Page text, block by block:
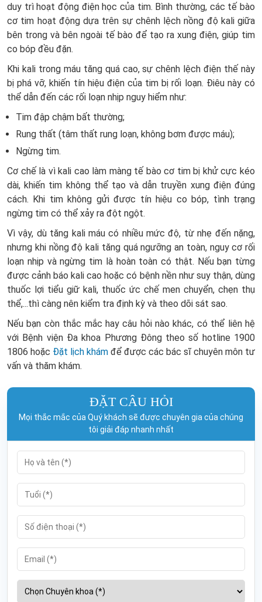
duy trì hoạt động điện học của tim. Bình thường, các tế bào
cơ tim hoạt động dựa trên sự chênh lệch nồng độ kali giữa
bên trong và bên ngoài tế bào để tạo ra xung điện, giúp tim
co bóp đều đặn.
Khi kali trong máu tăng quá cao, sự chênh lệch điện thế này
bị phá vỡ, khiến tín hiệu điện của tim bị rối loạn. Điêu này có
thể dẫn đến các rối loạn nhịp nguy hiểm như:
Tim đập chậm bất thường;
Rung thất (tâm thất rung loạn, không bơm được máu);
Ngừng tim.
Cơ chế là vì kali cao làm màng tế bào cơ tim bị khử cực kéo
dài, khiến tim không thể tạo và dẫn truyền xung điện đúng
cách. Khi tim không gửi được tín hiệu co bóp, tình trạng
ngừng tim có thể xảy ra đột ngột.
Vì vậy, dù tăng kali máu có nhiều mức độ, từ nhẹ đến nặng,
nhưng khi nồng độ kali tăng quá ngưỡng an toàn, nguy cơ rối
loạn nhịp và ngừng tim là hoàn toàn có thật. Nếu bạn từng
được cảnh báo kali cao hoặc có bệnh nền như suy thận, dùng
thuốc lợi tiểu giữ kali, thuốc ức chế men chuyển, chẹn thụ
thể,...thì càng nên kiểm tra định kỳ và theo dõi sát sao.
Nếu bạn còn thắc mắc hay câu hỏi nào khác, có thể liên hệ
với Bệnh viện Đa khoa Phương Đông theo số hotline 1900
1806 hoặc Đặt lịch khám để được các bác sĩ chuyên môn tư
vấn và thăm khám.
ĐẶT CÂU HỎI
Mọi thắc mắc của Quý khách sẽ được chuyên gia của chúng
tôi giải đáp nhanh nhất